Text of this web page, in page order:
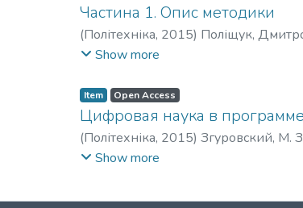
Частина 1. Опис методики
(Політехніка, 2015) Поліщук,
Степанович;Polishchuk, D. O.
Show more
Item Open Access
Цифровая наука в
(Політехніка, 2015) Згуровский, М.
Іванович;Zgurovsky, M. Z.
Show more